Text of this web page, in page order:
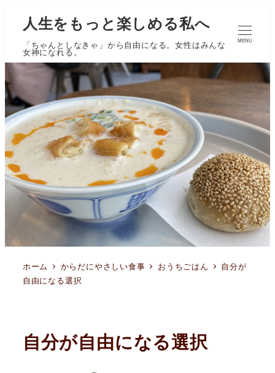
人生をもっと楽しめる私へ
「ちゃんとしなきゃ」から自由になる。女性はみんな
女神になれる。
MENU
ホーム からだにやさしい食事 おうちごはん
自分が
自由になる選択
自分が自由になる選択